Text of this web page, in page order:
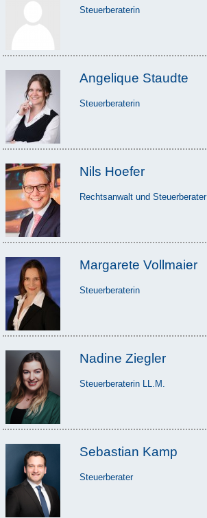
Steuerberaterin
Angelique Staudte
Steuerberaterin
Nils Hoefer
Rechtsanwalt und Steuerberater
Margarete Vollmaier
Steuerberaterin
Nadine Ziegler
Steuerberaterin LL.M.
Sebastian Kamp
Steuerberater